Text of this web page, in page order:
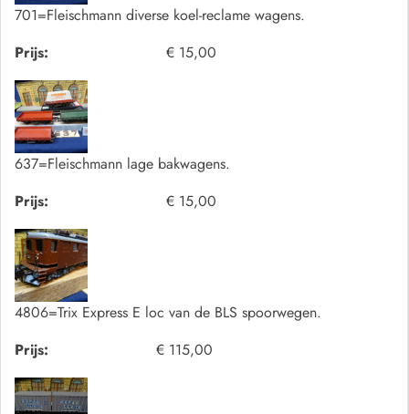
701=Fleischmann diverse koel-reclame wagens.
Prijs:
€ 15,00
637=Fleischmann lage bakwagens.
Prijs:
€ 15,00
4806=Trix Express E loc van de BLS spoorwegen.
Prijs:
€ 115,00